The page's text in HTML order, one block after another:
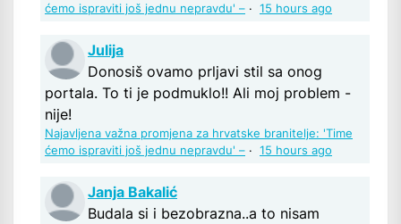
ćemo ispraviti još jednu nepravdu' – · 15 hours ago
Julija
Donosiš ovamo prljavi stil sa onog
portala. To ti je podmuklo!! Ali moj problem -
nije!
Najavljena važna promjena za hrvatske branitelje: 'Time
ćemo ispraviti još jednu nepravdu' – · 15 hours ago
Janja Bakalić
Budala si i bezobrazna..a to nisam